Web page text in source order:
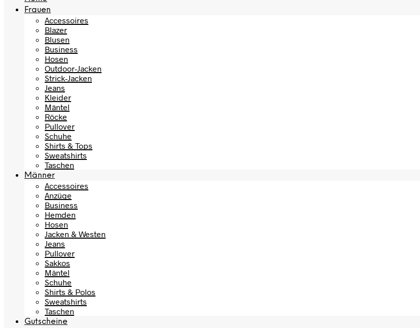
Frauen
Accessoires
Blazer
Blusen
Business
Hosen
Outdoor-Jacken
Strick-Jacken
Jeans
Kleider
Mäntel
Röcke
Pullover
Schuhe
Shirts & Tops
Sweatshirts
Taschen
Männer
Accessoires
Anzüge
Business
Hemden
Hosen
Jacken & Westen
Jeans
Pullover
Sakkos
Mäntel
Schuhe
Shirts & Polos
Sweatshirts
Taschen
Gutscheine